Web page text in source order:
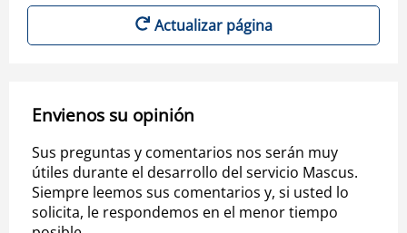
Actualizar página
Envienos su opinión
Sus preguntas y comentarios nos serán muy
útiles durante el desarrollo del servicio Mascus.
Siempre leemos sus comentarios y, si usted lo
solicita, le respondemos en el menor tiempo